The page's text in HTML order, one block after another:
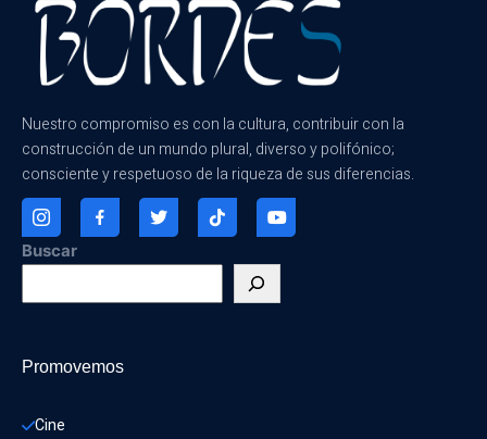
Nuestro compromiso es con la cultura, contribuir con la
construcción de un mundo plural, diverso y polifónico;
consciente y respetuoso de la riqueza de sus diferencias.
Buscar
Promovemos
Cine